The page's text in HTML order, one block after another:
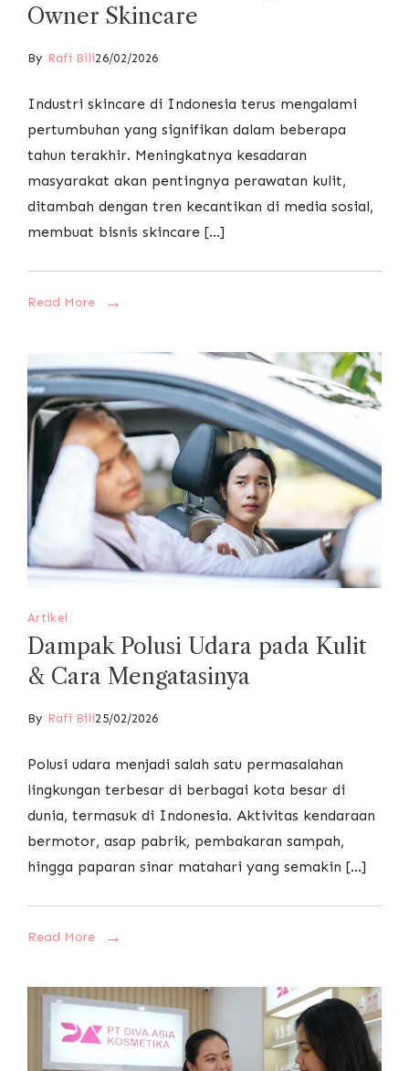
Owner Skincare
By Rafi Bili26/02/2026
Industri skincare di Indonesia terus mengalami
pertumbuhan yang signifikan dalam beberapa
tahun terakhir. Meningkatnya kesadaran
masyarakat akan pentingnya perawatan kulit,
ditambah dengan tren kecantikan di media sosial,
membuat bisnis skincare […]
Read More
Artikel
Dampak Polusi Udara pada Kulit
& Cara Mengatasinya
By Rafi Bili25/02/2026
Polusi udara menjadi salah satu permasalahan
lingkungan terbesar di berbagai kota besar di
dunia, termasuk di Indonesia. Aktivitas kendaraan
bermotor, asap pabrik, pembakaran sampah,
hingga paparan sinar matahari yang semakin […]
Read More